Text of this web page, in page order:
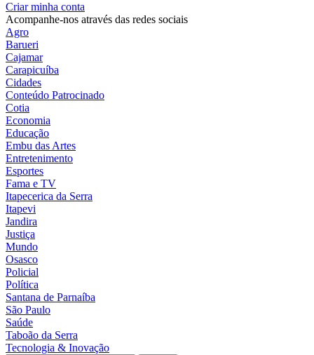
Criar minha conta
Acompanhe-nos através das redes sociais
Agro
Barueri
Cajamar
Carapicuíba
Cidades
Conteúdo Patrocinado
Cotia
Economia
Educação
Embu das Artes
Entretenimento
Esportes
Fama e TV
Itapecerica da Serra
Itapevi
Jandira
Justiça
Mundo
Osasco
Policial
Política
Santana de Parnaíba
São Paulo
Saúde
Taboão da Serra
Tecnologia & Inovação